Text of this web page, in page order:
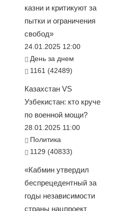
казни и критикуют за
пытки и ограничения
свобод»
24.01.2025 12:00
День за днем
1161 (42489)
Казахстан VS
Узбекистан: кто круче
по военной мощи?
28.01.2025 11:00
Политика
1129 (40833)
«Кабмин утвердил
беспрецедентный за
годы независимости
страны нацпроект